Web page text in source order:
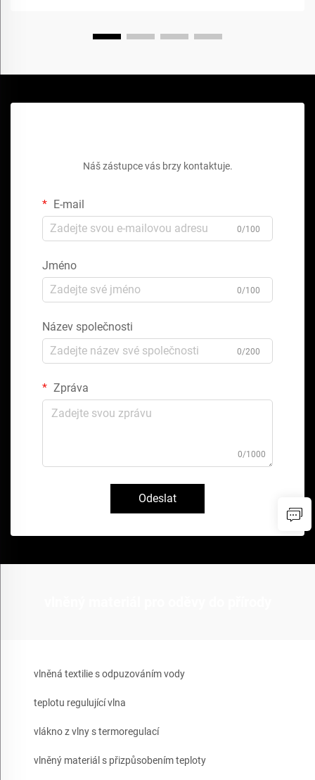
Náš zástupce vás brzy kontaktuje.
E-mail
0/100
Jméno
0/100
Název společnosti
0/200
Zpráva
0/1000
Odeslat
vlněná textilie s odpuzováním vody
teplotu regulující vlna
vlákno z vlny s termoregulací
vlněný materiál s přizpůsobením teploty